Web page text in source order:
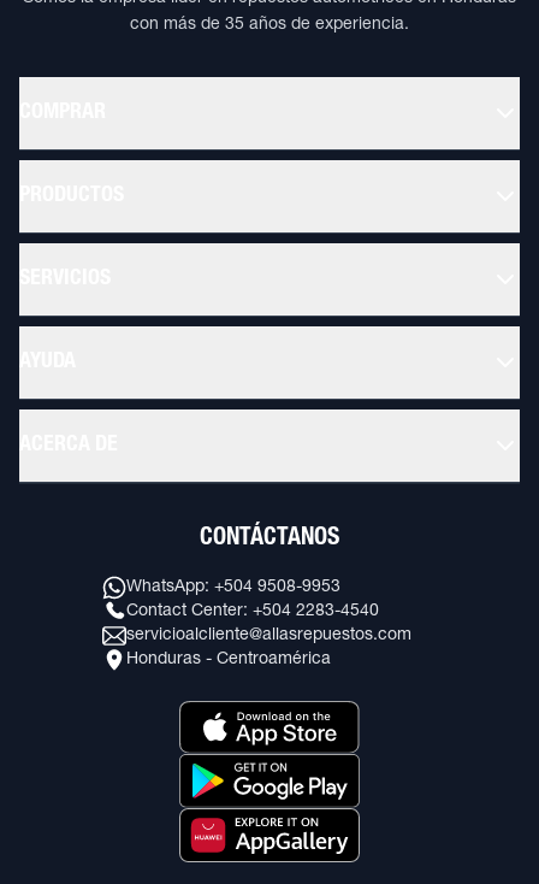
con más de 35 años de experiencia.
CONTÁCTANOS
WhatsApp: +504 9508-9953
Contact Center: +504 2283-4540
servicioalcliente@allasrepuestos.com
Honduras - Centroamérica